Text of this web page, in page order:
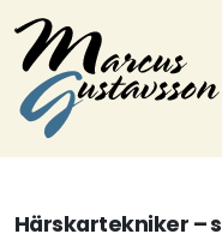
Härskartekniker –